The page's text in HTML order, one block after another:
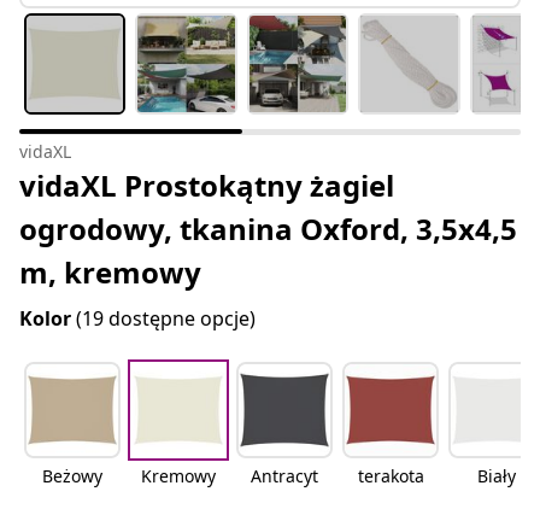
vidaXL
vidaXL Prostokątny żagiel
ogrodowy, tkanina Oxford, 3,5x4,5
m, kremowy
Kolor(19 dostępne opcje)
Beżowy Kremowy Antracyt terakota Biały